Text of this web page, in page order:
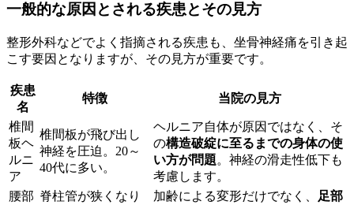
一般的な原因とされる疾患とその見方
整形外科などでよく指摘される疾患も、坐骨神経痛を引き起
こす要因となりますが、その見方が重要です。
疾患
名
特徴 当院の見方
椎間
板ヘ
ルニ
ア
椎間板が飛び出し
神経を圧迫。20～
40代に多い。
ヘルニア自体が原因ではなく、そ
の構造破綻に至るまでの身体の使
い方が問題。神経の滑走性低下も
考慮します。
腰部 脊柱管が狭くなり
加齢による変形だけでなく、
足部